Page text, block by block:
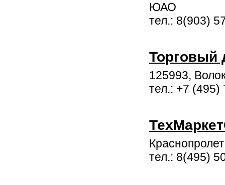
ЮАО
тел.: 8(903)
125993,
тел.: +7 (495)
тел.: 8(495)